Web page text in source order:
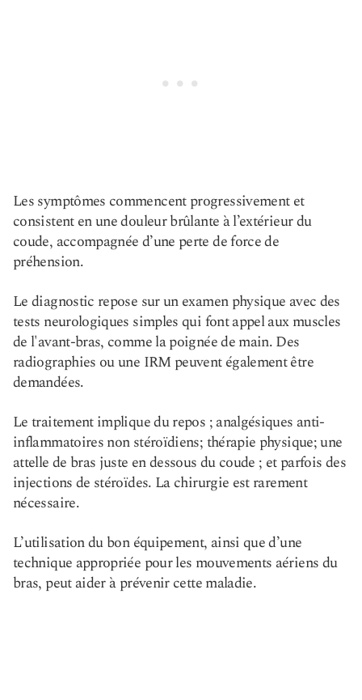
Les symptômes commencent progressivement et
consistent en une douleur brûlante à l’extérieur du
coude, accompagnée d’une perte de force de
préhension.
Le diagnostic repose sur un examen physique avec des
tests neurologiques simples qui font appel aux muscles
de l'avant-bras, comme la poignée de main. Des
radiographies ou une IRM peuvent également être
demandées.
Le traitement implique du repos ; analgésiques anti-
inflammatoires non stéroïdiens; thérapie physique; une
attelle de bras juste en dessous du coude ; et parfois des
injections de stéroïdes. La chirurgie est rarement
nécessaire.
L’utilisation du bon équipement, ainsi que d’une
technique appropriée pour les mouvements aériens du
bras, peut aider à prévenir cette maladie.